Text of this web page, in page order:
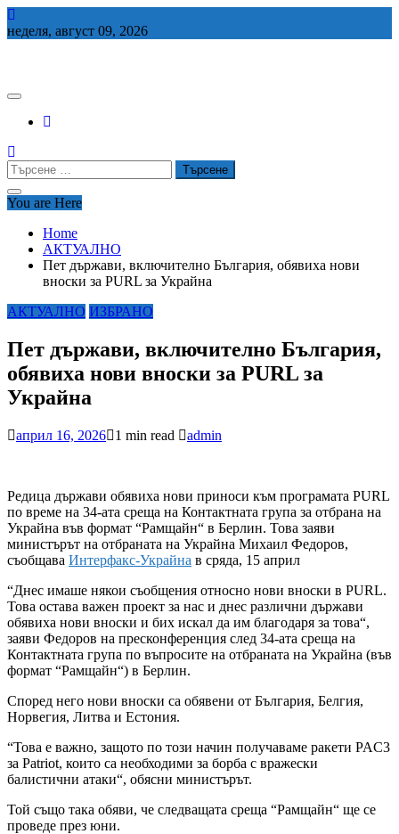
Skip
to
неделя, август 09, 2026
Търсене
за:
You are Here
Home
АКТУАЛНО
Пет държави, включително България, обявиха нови
вноски за PURL за Украйна
АКТУАЛНО ИЗБРАНО
Пет държави, включително България,
обявиха нови вноски за PURL за
Украйна
април 16, 2026 1 min read admin
Редица държави обявиха нови приноси към програмата PURL
по време на 34-ата среща на Контактната група за отбрана на
Украйна във формат “Рамщайн“ в Берлин. Това заяви
министърът на отбраната на Украйна Михаил Федоров,
съобщава Интерфакс-Украйна в сряда, 15 април
“Днес имаше някои съобщения относно нови вноски в PURL.
Това остава важен проект за нас и днес различни държави
обявиха нови вноски и бих искал да им благодаря за това“,
заяви Федоров на пресконференция след 34-ата среща на
Контактната група по въпросите на отбраната на Украйна (във
формат “Рамщайн“) в Берлин.
Според него нови вноски са обявени от България, Белгия,
Норвегия, Литва и Естония.
“Това е важно, защото по този начин получаваме ракети PAC3
за Patriot, които са необходими за борба с вражески
балистични атаки“, обясни министърът.
Той също така обяви, че следващата среща “Рамщайн“ ще се
проведе през юни.